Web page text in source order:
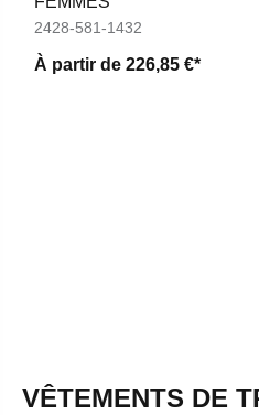
2428-581-1432
À partir de 226,85 €*
VÊTEMENTS DE